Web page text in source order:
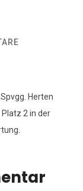
Herten
2 in der